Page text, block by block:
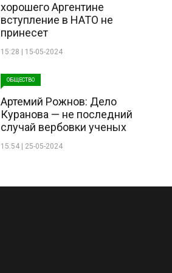
хорошего Аргентине
вступление в НАТО не
принесет
15:28 | 15-05-2024
ОБЩЕСТВО
Артемий Рожнов: Дело
Куранова — не последний
случай вербовки ученых
15:54 | 25-05-2024